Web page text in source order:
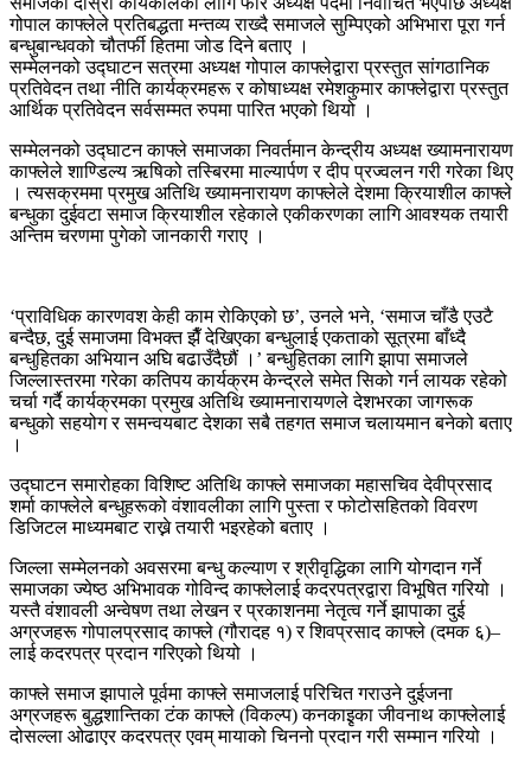
गोपाल काफ्लेले प्रतिबद्धता मन्तव्य राख्दै समाजले सुम्पिएको अभिभारा पूरा गर्न
बन्धुबान्धवको चौतर्फी हितमा जोड दिने बताए ।
सम्मेलनको उद्घाटन सत्रमा अध्यक्ष गोपाल काफ्लेद्वारा प्रस्तुत सांगठानिक
प्रतिवेदन तथा नीति कार्यक्रमहरू र कोषाध्यक्ष रमेशकुमार काफ्लेद्वारा प्रस्तुत
आर्थिक प्रतिवेदन सर्वसम्मत रुपमा पारित भएको थियो ।
सम्मेलनको उद्घाटन काफ्ले समाजका निवर्तमान केन्द्रीय अध्यक्ष ख्यामनारायण
काफ्लेले शाण्डिल्य ऋषिको तस्बिरमा माल्यार्पण र दीप प्रज्वलन गरी गरेका थिए
। त्यसक्रममा प्रमुख अतिथि ख्यामनारायण काफ्लेले देशमा क्रियाशील काफ्ले
बन्धुका दुईवटा समाज क्रियाशील रहेकाले एकीकरणका लागि आवश्यक तयारी
अन्तिम चरणमा पुगेको जानकारी गराए ।
‘प्राविधिक कारणवश केही काम रोकिएको छ’, उनले भने, ‘समाज चाँडै एउटै
बन्दैछ, दुई समाजमा विभक्त झैँ देखिएका बन्धुलाई एकताको सूत्रमा बाँध्दै
बन्धुहितका अभियान अघि बढाउँदैछौं ।’ बन्धुहितका लागि झापा समाजले
जिल्लास्तरमा गरेका कतिपय कार्यक्रम केन्द्रले समेत सिको गर्न लायक रहेको
चर्चा गर्दै कार्यक्रमका प्रमुख अतिथि ख्यामनारायणले देशभरका जागरूक
बन्धुको सहयोग र समन्वयबाट देशका सबै तहगत समाज चलायमान बनेको बताए
।
उद्घाटन समारोहका विशिष्ट अतिथि काफ्ले समाजका महासचिव देवीप्रसाद
शर्मा काफ्लेले बन्धुहरूको वंशावलीका लागि पुस्ता र फोटोसहितको विवरण
डिजिटल माध्यमबाट राख्ने तयारी भइरहेको बताए ।
जिल्ला सम्मेलनको अवसरमा बन्धु कल्याण र श्रीवृद्धिका लागि योगदान गर्ने
समाजका ज्येष्ठ अभिभावक गोविन्द काफ्लेलाई कदरपत्रद्वारा विभूषित गरियो ।
यस्तै वंशावली अन्वेषण तथा लेखन र प्रकाशनमा नेतृत्व गर्ने झापाका दुई
अग्रजहरू गोपालप्रसाद काफ्ले (गौरादह १) र शिवप्रसाद काफ्ले (दमक ६)–
लाई कदरपत्र प्रदान गरिएको थियो ।
काफ्ले समाज झापाले पूर्वमा काफ्ले समाजलाई परिचित गराउने दुईजना
अग्रजहरू बुद्धशान्तिका टंक काफ्ले (विकल्प) कनकाइृका जीवनाथ काफ्लेलाई
दोसल्ला ओढाएर कदरपत्र एवम् मायाको चिननो प्रदान गरी सम्मान गरियो ।